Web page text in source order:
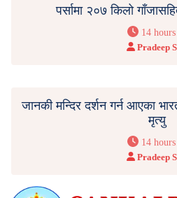
पर्सामा २०७ किलो
14 hours
Pradeep
जानकी मन्दिर दर्शन गर्न आएका
मृत्यु
14 hours
Pradeep